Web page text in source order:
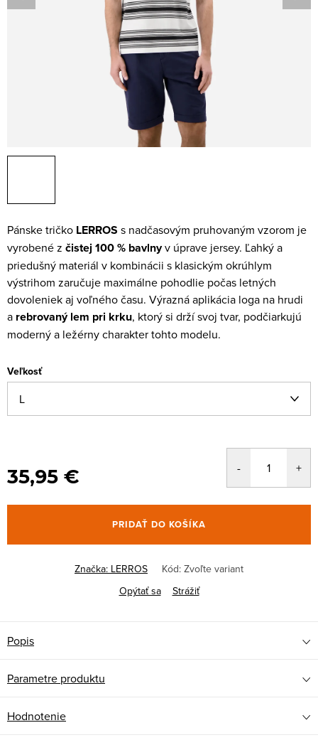
Pánske tričko LERROS s nadčasovým pruhovaným vzorom je
vyrobené z čistej 100 % bavlnyv úprave jersey. Ľahký a
priedušný materiál v kombinácii s klasickým okrúhlym
výstrihom zaručuje maximálne pohodlie počas letných
dovoleniek aj voľného času. Výrazná aplikácia loga na hrudi
a rebrovaný lem pri krku, ktorý si drží svoj tvar, podčiarkujú
moderný a ležérny charakter tohto modelu.
Veľkosť
35,95 €
PRIDAŤ DO KOŠÍKA
Značka: LERROS Kód: Zvoľte variant
Opýtať sa
Strážiť
Popis
Parametre produktu
Hodnotenie